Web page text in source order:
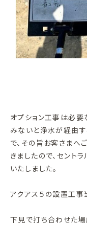
オプション工事は必要
みないと浄水が経由
で、その旨お客さまへ
きましたので、セント
いたしました。
アクアス５の設置工事
下見で打ち合わせた場